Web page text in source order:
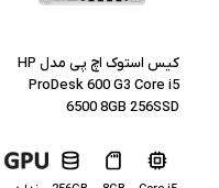
نوع حافظه داخلی
پردازنده گرافیکی 530
کارت گرافیک اختصاصی
, SD
کیس استوک اچ پی مدل HP
ProDesk 600 G3 Core i5
6500 8GB 256SSD